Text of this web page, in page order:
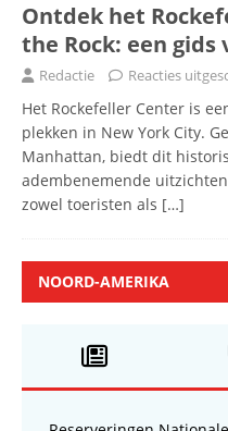
Ontdek het
the Rock: een gids
Redactie Reacties
Het Rockefeller Center is
plekken in New York City.
Manhattan, biedt dit
adembenemende
zowel toeristen als […]
NOORD-AMERIKA